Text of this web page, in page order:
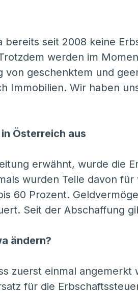
bereits seit 2008 keine
werden im
von geschenktem und
Immobilien. Wir haben
Österreich aus
erwähnt, wurde die
wurden Teile davon
60 Prozent.
Seit der Abschaffung
ändern?
zuerst einmal
für die